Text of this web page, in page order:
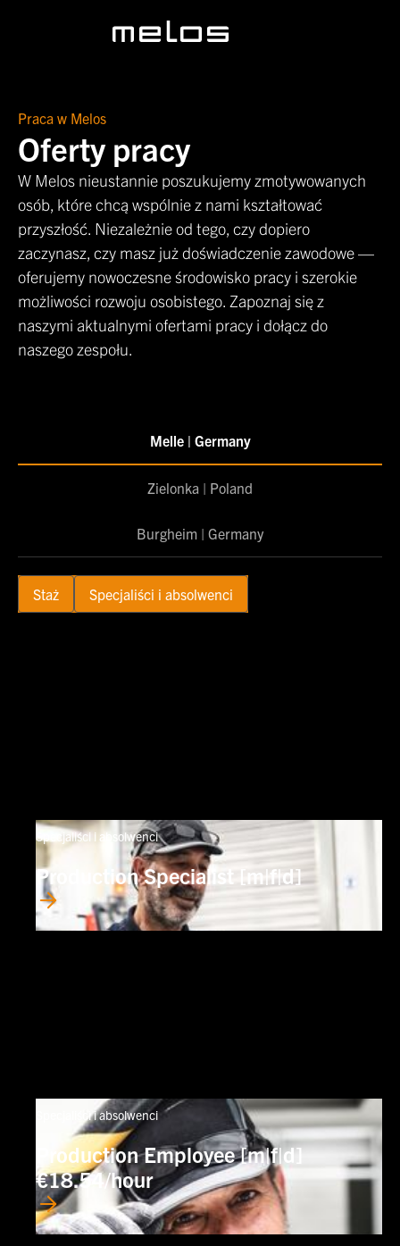
Praca w Melos
Oferty pracy
W Melos nieustannie poszukujemy zmotywowanych
osób, które chcą wspólnie z nami kształtować
przyszłość. Niezależnie od tego, czy dopiero
zaczynasz, czy masz już doświadczenie zawodowe —
oferujemy nowoczesne środowisko pracy i szerokie
możliwości rozwoju osobistego. Zapoznaj się z
naszymi aktualnymi ofertami pracy i dołącz do
naszego zespołu.
Melle | Germany
Zielonka | Poland
Burgheim | Germany
Staż Specjaliści i absolwenci
Specjaliści i absolwenci
Production Specialist [m|f|d]
Specjaliści i absolwenci
Production Employee [m|f|d]
€18.54/hour